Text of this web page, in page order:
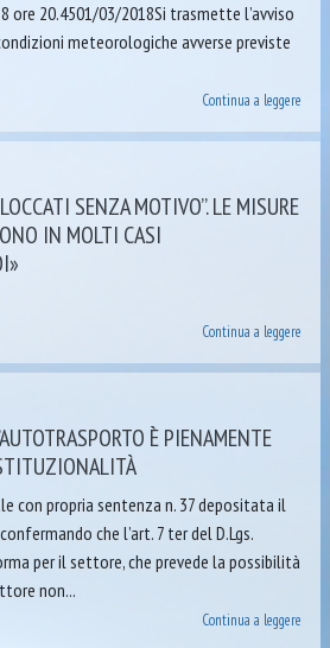
ore 20.4501/03/2018Si trasmette l’avviso
meteorologiche avverse previste
Continua a leggere
SENZA MOTIVO”. LE MISURE
IN MOLTI CASI
Continua a leggere
È PIENAMENTE
con propria sentenza n. 37 depositata il
che l’art. 7 ter del D.Lgs.
per il settore, che prevede la possibilità
non...
Continua a leggere